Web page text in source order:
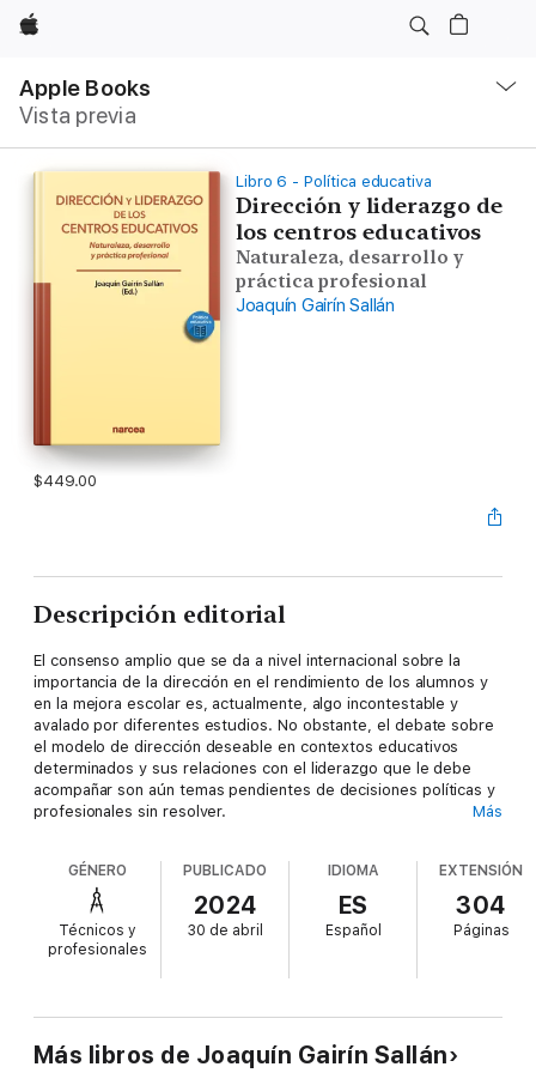
Apple
Apple Books
Vista previa
local
Abrir
Libro 6 - Política educativa
Dirección y liderazgo de
los centros educativos
Naturaleza, desarrollo y
práctica profesional
Joaquín Gairín Sallán
$449.00
Descripción editorial
El consenso amplio que se da a nivel internacional sobre la
importancia de la dirección en el rendimiento de los alumnos y
en la mejora escolar es, actualmente, algo incontestable y
avalado por diferentes estudios. No obstante, el debate sobre
el modelo de dirección deseable en contextos educativos
determinados y sus relaciones con el liderazgo que le debe
acompañar son aún temas pendientes de decisiones políticas y
profesionales sin resolver.
El presente texto organiza y presenta los avances que sobre el
tema se han ido desarrollando hasta llegar a modelos de
dirección distribuida con líderes transformadores, centrados en
los procesos de aprendizaje, y capaces de promover centros
educativos más eficientes, inclusivos, seguros, saludades,
del liderazgo que le debe acompañar, se añaden varios
Más
GÉNERO
Técnicos y
profesionales
PUBLICADO
2024
30 de abril
IDIOMA
ES
Español
EXTENSIÓN
304
Páginas
Más libros de Joaquín Gairín Sallán